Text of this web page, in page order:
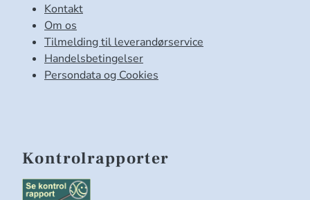
Kontakt
Om os
Tilmelding til leverandørservice
Handelsbetingelser
Persondata og Cookies
Kontrolrapporter